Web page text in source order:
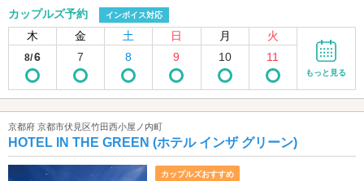
カップルズ予約 インボイス対応
木 金 土 日 月 火
8/6 7 8 9 10 11
もっと見る
京都府 京都市伏見区竹田西小屋ノ内町
HOTEL IN THE GREEN (ホテル インザ グリーン)
カップルズおすすめ